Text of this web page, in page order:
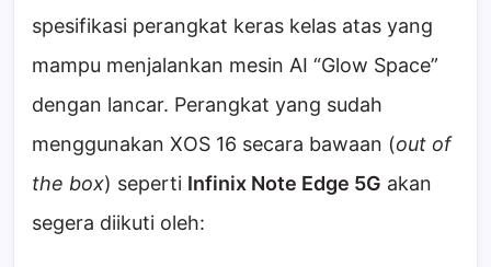
spesifikasi perangkat keras kelas atas yang
mampu menjalankan mesin AI “Glow Space”
dengan lancar. Perangkat yang sudah
menggunakan XOS 16 secara bawaan (out of
the box) seperti Infinix Note Edge 5G akan
segera diikuti oleh: